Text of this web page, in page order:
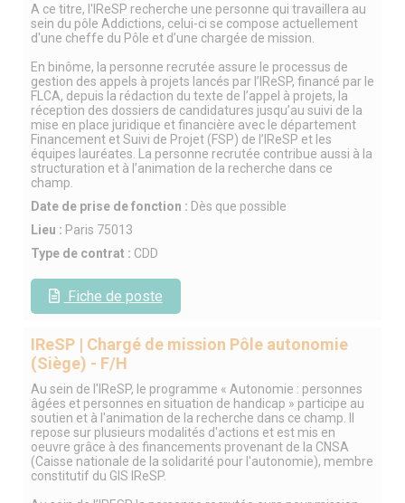
A ce titre, l'IReSP recherche une personne qui travaillera au
sein du pôle Addictions, celui-ci se compose actuellement
d'une cheffe du Pôle et d’une chargée de mission.
En binôme, la personne recrutée assure le processus de
gestion des appels à projets lancés par l’IReSP, financé par le
FLCA, depuis la rédaction du texte de l’appel à projets, la
réception des dossiers de candidatures jusqu’au suivi de la
mise en place juridique et financière avec le département
Financement et Suivi de Projet (FSP) de l’IReSP et les
équipes lauréates. La personne recrutée contribue aussi à la
structuration et à l’animation de la recherche dans ce
champ.
Date de prise de fonction : Dès que possible
Lieu : Paris 75013
Type de contrat : CDD
Fiche de poste
IReSP | Chargé de mission Pôle autonomie
(Siège) - F/H
Au sein de l'IReSP, le programme « Autonomie : personnes
âgées et personnes en situation de handicap » participe au
soutien et à l'animation de la recherche dans ce champ. Il
repose sur plusieurs modalités d'actions et est mis en
oeuvre grâce à des financements provenant de la CNSA
(Caisse nationale de la solidarité pour l'autonomie), membre
constitutif du GIS IReSP.